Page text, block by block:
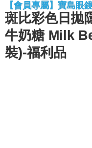
【會員專屬】寶島眼
斑比彩色日拋
牛奶糖 Milk
裝)-福利品